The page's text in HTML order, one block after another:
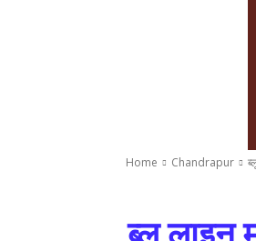
Home Chandrapur